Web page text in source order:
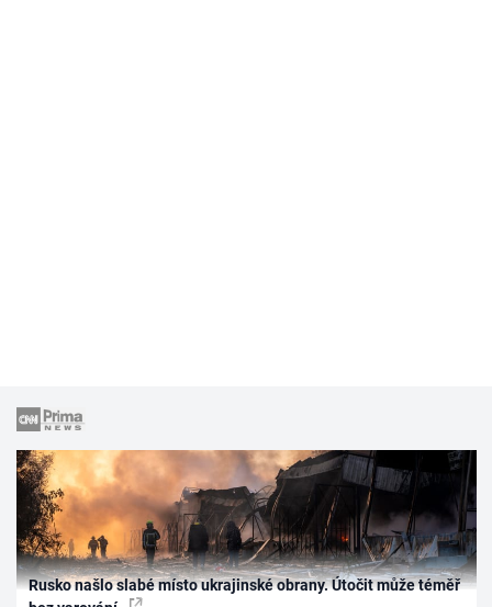
Rusko našlo slabé místo ukrajinské obrany. Útočit může téměř